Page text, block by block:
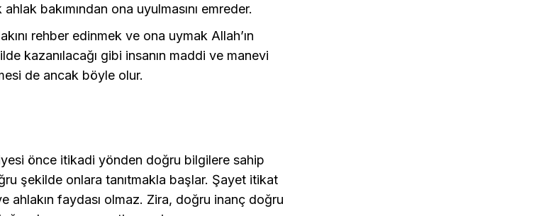
bakımından ona uyulmasını emreder.
rehber edinmek ve ona uymak Allah’ın
kazanılacağı gibi insanın maddi ve manevi
de ancak böyle olur.
önce itikadi yönden doğru bilgilere sahip
şekilde onlara tanıtmakla başlar. Şayet itikat
ahlakın faydası olmaz. Zira, doğru inanç doğru